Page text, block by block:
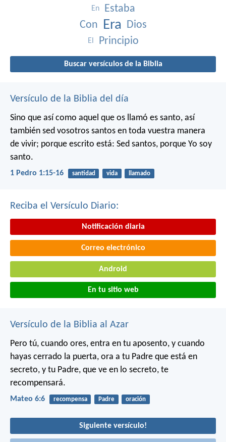
En
Estaba
Con Era Dios
El Principio
Buscar versículos de la Biblia
Versículo de la Biblia del día
Sino que así como aquel que os llamó es santo, así
también sed vosotros santos en toda vuestra manera
de vivir; porque escrito está: Sed santos, porque Yo soy
santo.
1 Pedro 1:15-16 santidad vida llamado
Reciba el Versículo Diario:
Notificación diaria
Correo electrónico
Android
En tu sitio web
Versículo de la Biblia al Azar
Pero tú, cuando ores, entra en tu aposento, y cuando
hayas cerrado la puerta, ora a tu Padre que está en
secreto, y tu Padre, que ve en lo secreto, te
recompensará.
Mateo 6:6 recompensa Padre oración
Siguiente versículo!